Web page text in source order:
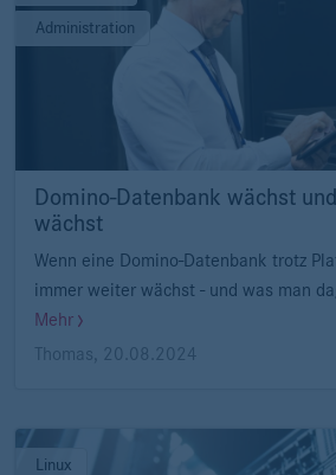
Administration
Domino-Datenbank wächst
wächst
Wenn eine Domino-Datenbank trotz
immer weiter wächst - und was man
Mehr
Thomas
20.08.2024
Linux